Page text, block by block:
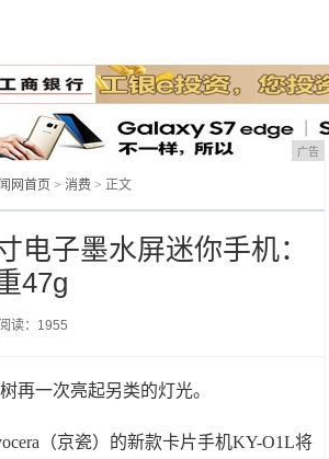
广告
网首页 >消费 > 正文
电子墨水屏迷你手机：
47g
阅读：1955
再一次亮起另类的灯光。
（京瓷）的新款卡片手机KY-O1L将